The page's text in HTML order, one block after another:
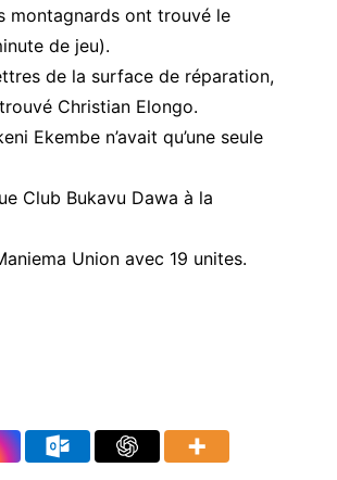
montagnards ont trouvé le
de jeu).
de la surface de réparation,
Christian Elongo.
Ekembe n’avait qu’une seule
Club Bukavu Dawa à la
Union avec 19 unites.